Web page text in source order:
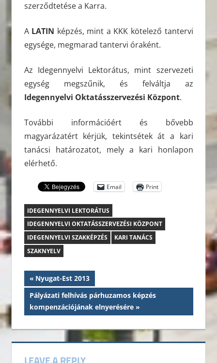
szerződtetése a Karra.
A LATIN képzés, mint a KKK kötelező tantervi
egysége, megmarad tantervi óraként.
Az Idegennyelvi Lektorátus, mint szervezeti
egység megszűnik, és felváltja az
Idegennyelvi Oktatásszervezési Központ.
További információért és bővebb
magyarázatért kérjük, tekintsétek át a kari
tanácsi határozatot, mely a kari honlapon
elérhető.
Email Print
IDEGENNYELVI LEKTORÁTUS
IDEGENNYELVI OKTATÁSSZERVEZÉSI KÖZPONT
IDEGENNYELVI SZAKKÉPZÉS
KARI TANÁCS
SZAKNYELV
Bejegyzés
navigáció
Previous
Post:
Nyugat-Est 2013
Next
Post:
Pályázati felhívás párhuzamos képzés
kompenzációjának elnyerésére